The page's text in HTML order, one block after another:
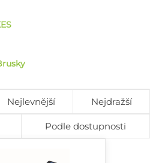
Nejlevnější Nejdražší
Podle dostupnosti